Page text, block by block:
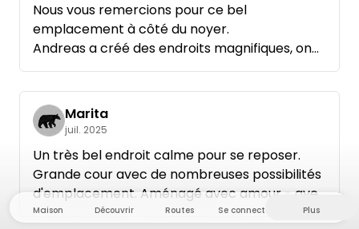
Nous vous remercions pour ce bel
emplacement à côté du noyer.
Andreas a créé des endroits magnifiques, on
s'y sent très bien.
Tout est très bien entretenu et accueillant, on
se sent bienvenu ici.
Merci pour cela 👍
là.
Restez en bonne santé et encore MERCI.
SIMONE ET TOBERT AVEC Toffee
Marita
juil. 2025
Un très bel endroit calme pour se reposer.
Grande cour avec de nombreuses possibilités
d'emplacement. Aménagé avec amour - avec
beaucoup de savoir-faire ! Superbe point de
Maison Découvrir Routes Se connecter Plus